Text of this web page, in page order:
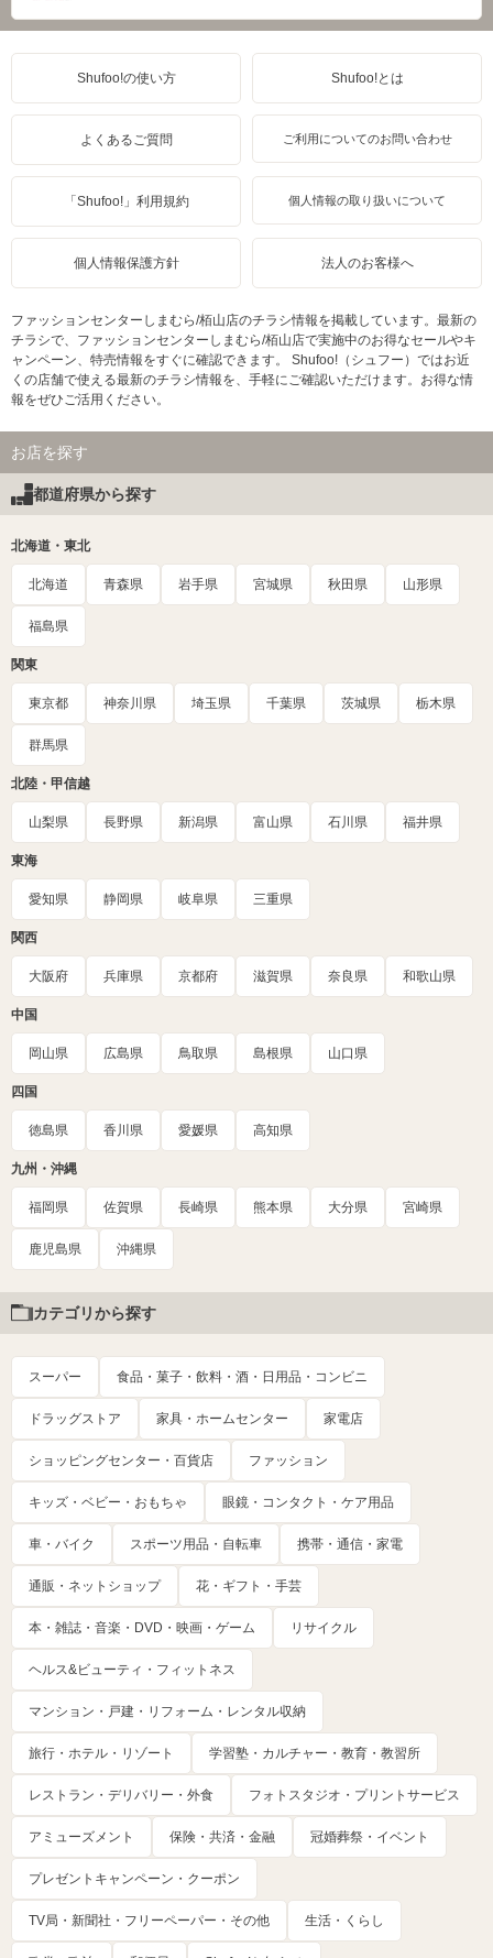
Shufoo!の使い方 Shufoo!とは
よくあるご質問 ご利用についてのお問い合わせ
「Shufoo!」利用規約 個人情報の取り扱いについて
個人情報保護方針 法人のお客様へ
ファッションセンターしまむら/栢山店のチラシ情報を掲載しています。最新の
チラシで、ファッションセンターしまむら/栢山店で実施中のお得なセールやキ
ャンペーン、特売情報をすぐに確認できます。 Shufoo!（シュフー）ではお近
くの店舗で使える最新のチラシ情報を、手軽にご確認いただけます。お得な情
報をぜひご活用ください。
お店を探す
都道府県から探す
北海道・東北
北海道 青森県 岩手県 宮城県 秋田県 山形県
福島県
関東
東京都 神奈川県 埼玉県 千葉県 茨城県 栃木県
群馬県
北陸・甲信越
山梨県 長野県 新潟県 富山県 石川県 福井県
東海
愛知県 静岡県 岐阜県 三重県
関西
大阪府 兵庫県 京都府 滋賀県 奈良県 和歌山県
中国
岡山県 広島県 鳥取県 島根県 山口県
四国
徳島県 香川県 愛媛県 高知県
九州・沖縄
福岡県 佐賀県 長崎県 熊本県 大分県 宮崎県
鹿児島県 沖縄県
カテゴリから探す
スーパー 食品・菓子・飲料・酒・日用品・コンビニ
ドラッグストア 家具・ホームセンター 家電店
ショッピングセンター・百貨店 ファッション
キッズ・ベビー・おもちゃ 眼鏡・コンタクト・ケア用品
車・バイク スポーツ用品・自転車 携帯・通信・家電
通販・ネットショップ 花・ギフト・手芸
本・雑誌・音楽・DVD・映画・ゲーム リサイクル
ヘルス&ビューティ・フィットネス
マンション・戸建・リフォーム・レンタル収納
旅行・ホテル・リゾート 学習塾・カルチャー・教育・教習所
レストラン・デリバリー・外食 フォトスタジオ・プリントサービス
アミューズメント 保険・共済・金融 冠婚葬祭・イベント
プレゼントキャンペーン・クーポン
TV局・新聞社・フリーペーパー・その他 生活・くらし